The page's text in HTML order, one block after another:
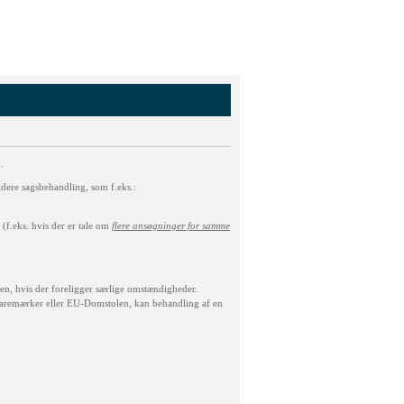
sagsbehandling, som f.eks.:
hvis der er tale om flere ansøgninger for samme
hvis der foreligger særlige omstændigheder.
eller EU-Domstolen, kan behandling af en